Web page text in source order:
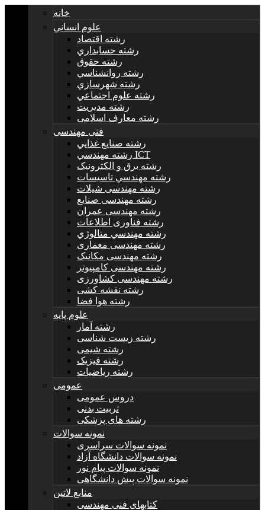
خانه
علوم انساني
رشته اقتصاد
رشته حسابداري
رشته حقوق
رشته روانشناسي
رشته شهرسازي
رشته علوم اجتماعي
رشته مديريت
رشته معارف اسلامی
فنی مهندسی
رشته صنايع غذايي
رشته مهندسي ICT
رشته برق و الکترونيک
رشته مهندسي تاسيسات
رشته مهندسی شیلات
رشته مهندسی صنایع
رشته مهندسی عمران
رشته فناوری اطلاعات
رشته مهندسي متالوژي
رشته مهندسی معماری
رشته مهندسی مکانیک
رشته مهندسی کامپیوتر
رشته مهندسی کشاورزی
رشته نقشه کشی
رشته هوا فضا
علوم پایه
رشته آمار
رشته زیست شناسی
رشته شیمی
رشته فیزیک
رشته ریاضیات
عمومی
دروس عمومی
تربیت بدنی
رشته های پزشکی
نمونه سوالات
نمونه سوالات سراسری
نمونه سوالات دانشگاه آزاد
نمونه سوالات پیام نور
نمونه سوالات پیش دانشگاهی
منابع لاتین
کتابهای فنی مهندسی